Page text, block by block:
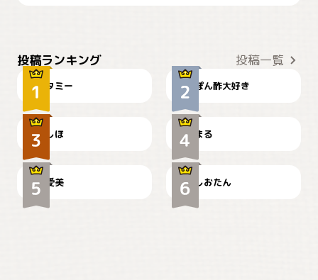
投稿ランキング 投稿一覧
タミー ぽん酢大好き
お弁当になりたいにゃ😽
しほ
🤦‍♀️
まる
かわいい毛玉つき
爱美
暑い日が続くにゃ
しおたん